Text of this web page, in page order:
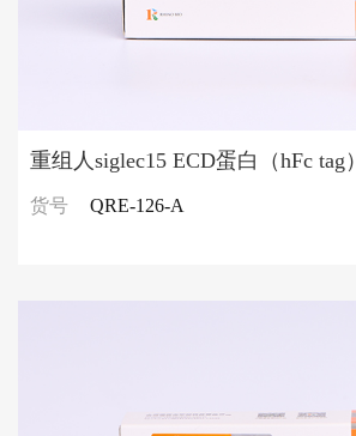
重组人siglec15 ECD蛋白（hFc tag）
货号 QRE-126-A